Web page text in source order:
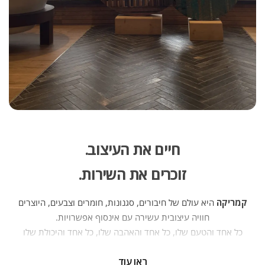
חיים את העיצוב.
זוכרים את השירות.
קמריקה היא עולם של חיבורים, סגנונות, חומרים וצבעים, היוצרים
חוויה עיצובית עשירה עם אינסוף אפשרויות.
כל אחד והטעם שלו, כל אחד והאהבה שלו, כל אחד והיכולת שלו
העיצוב של קמריקה ניצבים מדי יום בפני אתגר חדש — לחבר בין
ראו עוד